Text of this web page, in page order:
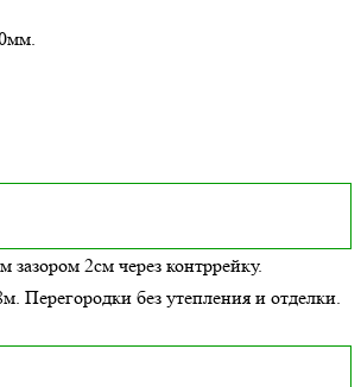
2см через контррейку.
Перегородки без утепления и отделки.